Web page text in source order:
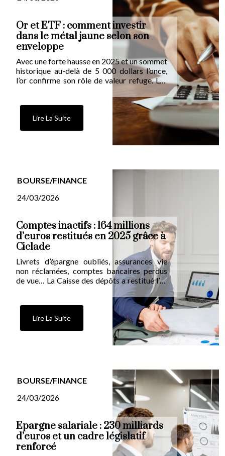
Or et ETF : comment investir
dans le métal jaune selon son
enveloppe
Avec une forte hausse en 2025 et un sommet
historique au-delà de 5 000 dollars l’once,
l’or confirme son rôle de valeur refuge. Les
d’actifs, mais les options diffèrent
sensiblement selon que l'on détient un PEA
ou un compte-titres.
Lire La Suite
BOURSE/FINANCE
24/03/2026
Comptes inactifs : 164 millions
d’euros restitués en 2025 grâce à
Ciclade
Livrets d’épargne oubliés, assurances vie
non réclamées, comptes bancaires perdus
de vue… La Caisse des dépôts a restitué l’an
dernier 164 millions d’euros à des ayants
droit. Un sujet trop souvent négligé qui
mérite une place dans votre bilan
patrimonial.
Lire La Suite
BOURSE/FINANCE
24/03/2026
Épargne salariale : 230 milliards
d’euros et un cadre législatif
renforcé